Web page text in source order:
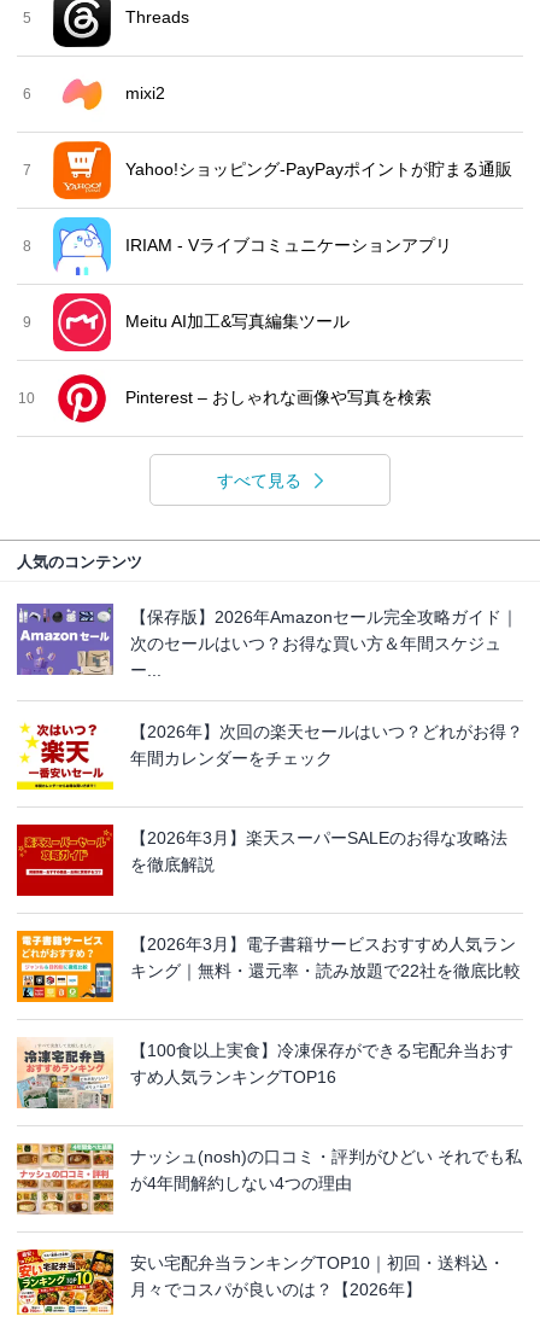
5 Threads
6 mixi2
7 Yahoo!ショッピング-PayPayポイントが貯まる通販
8 IRIAM - Vライブコミュニケーションアプリ
9 Meitu AI加工&写真編集ツール
10 Pinterest – おしゃれな画像や写真を検索
すべて見る
人気のコンテンツ
【保存版】2026年Amazonセール完全攻略ガイド｜
次のセールはいつ？お得な買い方＆年間スケジュ
ー...
【2026年】次回の楽天セールはいつ？どれがお得？
年間カレンダーをチェック
【2026年3月】楽天スーパーSALEのお得な攻略法
を徹底解説
【2026年3月】電子書籍サービスおすすめ人気ラン
キング｜無料・還元率・読み放題で22社を徹底比較
【100食以上実食】冷凍保存ができる宅配弁当おす
すめ人気ランキングTOP16
ナッシュ(nosh)の口コミ・評判がひどい それでも私
が4年間解約しない4つの理由
安い宅配弁当ランキングTOP10｜初回・送料込・
月々でコスパが良いのは？【2026年】